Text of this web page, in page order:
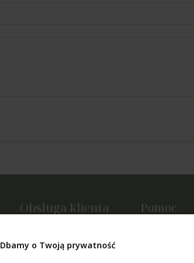
Obsługa klienta
Czas i koszty dostawy
Pomoc
Dbamy o Twoją prywatność